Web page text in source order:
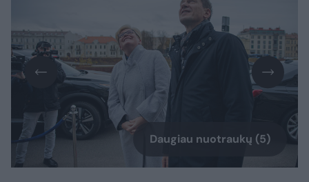
Daugiau nuotraukų (5)